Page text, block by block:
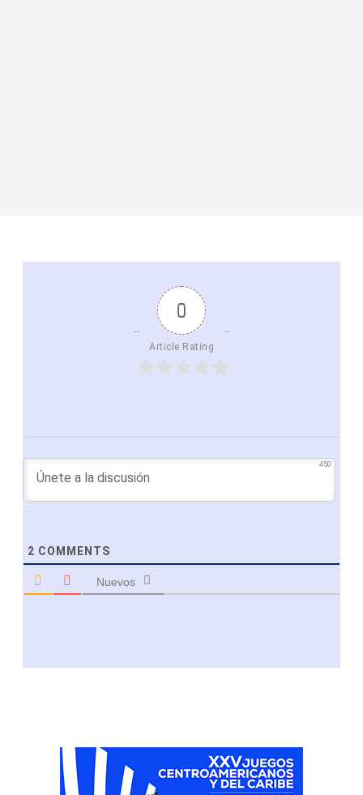
0
Article Rating
450
2 COMMENTS
Nuevos